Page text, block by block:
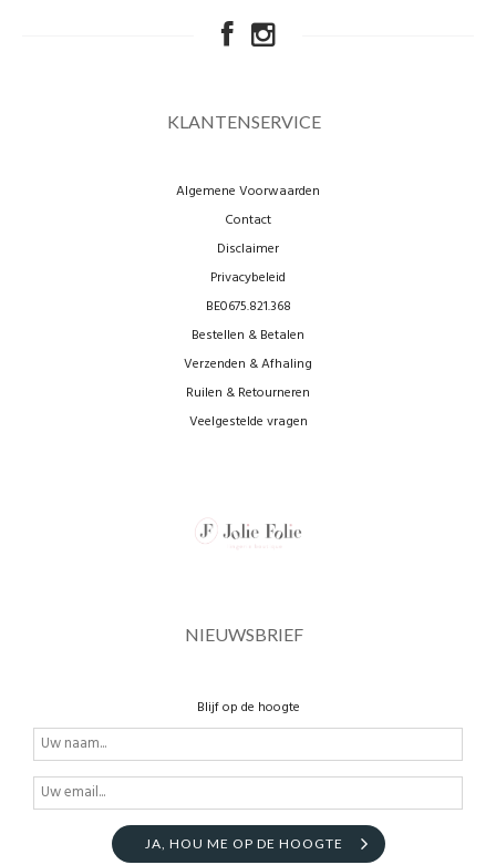
KLANTENSERVICE
Algemene Voorwaarden
Contact
Disclaimer
Privacybeleid
BE0675.821.368
Bestellen & Betalen
Verzenden & Afhaling
Ruilen & Retourneren
Veelgestelde vragen
NIEUWSBRIEF
Blijf op de hoogte
JA, HOU ME OP DE HOOGTE